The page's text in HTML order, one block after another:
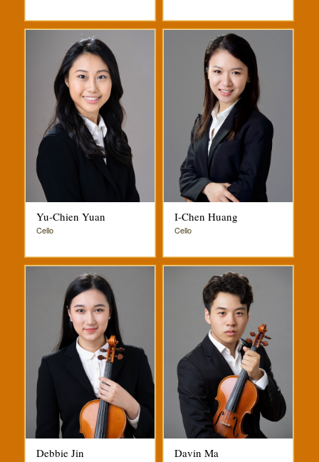
Yu-Chien Yuan
Cello
I-Chen Huang
Cello
Debbie Jin Davin Ma‭